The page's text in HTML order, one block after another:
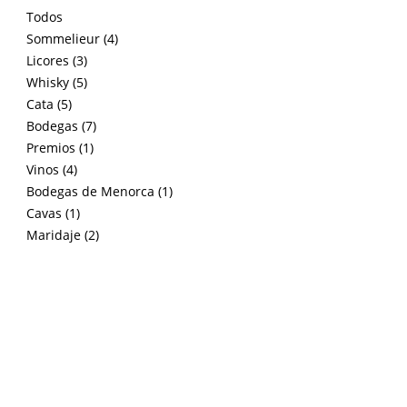
Todos
Sommelieur (4)
Licores (3)
Whisky (5)
Cata (5)
Bodegas (7)
Premios (1)
Vinos (4)
Bodegas de Menorca (1)
Cavas (1)
Maridaje (2)